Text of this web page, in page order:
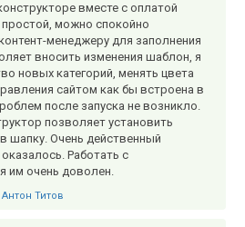
вместе с оплатой
можно спокойно
менеджеру для заполнения
вносить изменения шаблон, я
новых категорий, менять цвета
сайтом как бы встроена в
после запуска не возникло.
позволяет установить
шапку. Очень действенный
Работать с
им очень доволен.
Антон Титов